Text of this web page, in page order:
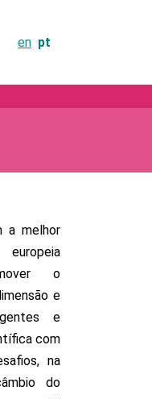
en pt
a melhor
o
e
e
com
na
do